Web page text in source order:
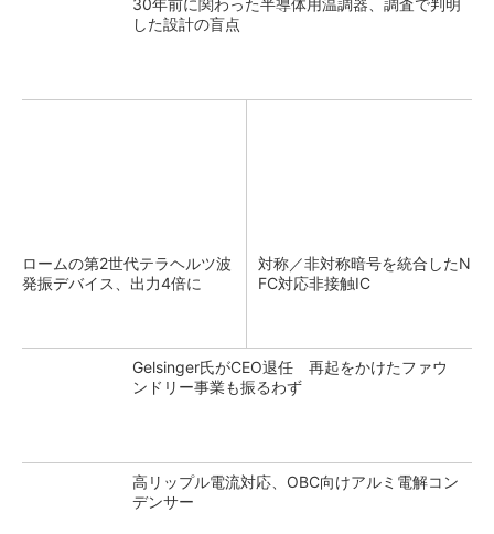
30年前に関わった半導体用温調器、調査で判明
した設計の盲点
ロームの第2世代テラヘルツ波
発振デバイス、出力4倍に
対称／非対称暗号を統合したN
FC対応非接触IC
Gelsinger氏がCEO退任 再起をかけたファウ
ンドリー事業も振るわず
高リップル電流対応、OBC向けアルミ電解コン
デンサー